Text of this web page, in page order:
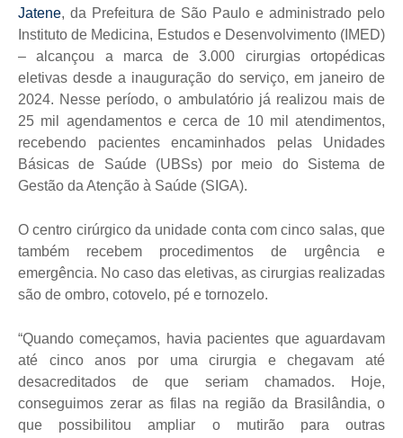
Jatene, da Prefeitura de São Paulo e administrado pelo
Instituto de Medicina, Estudos e Desenvolvimento (IMED)
– alcançou a marca de 3.000 cirurgias ortopédicas
eletivas desde a inauguração do serviço, em janeiro de
2024. Nesse período, o ambulatório já realizou mais de
25 mil agendamentos e cerca de 10 mil atendimentos,
recebendo pacientes encaminhados pelas Unidades
Básicas de Saúde (UBSs) por meio do Sistema de
Gestão da Atenção à Saúde (SIGA).
O centro cirúrgico da unidade conta com cinco salas, que
também recebem procedimentos de urgência e
emergência. No caso das eletivas, as cirurgias realizadas
são de ombro, cotovelo, pé e tornozelo.
“Quando começamos, havia pacientes que aguardavam
até cinco anos por uma cirurgia e chegavam até
desacreditados de que seriam chamados. Hoje,
conseguimos zerar as filas na região da Brasilândia, o
que possibilitou ampliar o mutirão para outras